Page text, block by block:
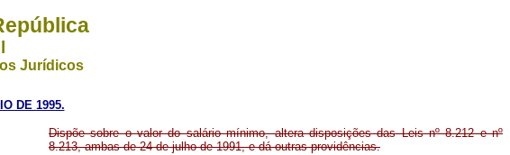
Jurídicos
DE 1995.
Dispõe sobre o valor do salário mínimo, altera disposições das Leis nº 8.212 e nº
8.213, ambas de 24 de julho de 1991, e dá outras providências.